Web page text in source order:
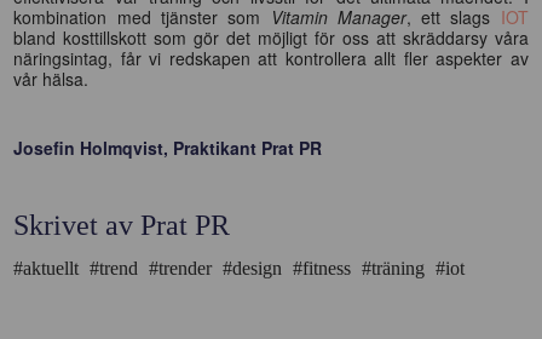
kombination med tjänster som Vitamin Manager, ett slags IOT
bland kosttillskott som gör det möjligt för oss att skräddarsy våra
näringsintag, får vi redskapen att kontrollera allt fler aspekter av
vår hälsa.
Josefin Holmqvist, Praktikant Prat PR
Skrivet av Prat PR
#aktuellt #trend #trender #design #fitness #träning #iot